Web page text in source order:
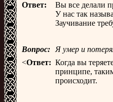
Ответ:
Вы все делали
У нас так
Заучивание
Вопрос:
Я умер и
<Ответ: Когда вы
принципе,
происходит.